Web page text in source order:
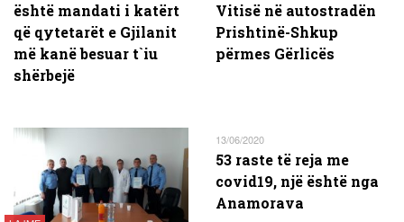
është mandati i katërt
që qytetarët e Gjilanit
më kanë besuar t`iu
shërbejë
Vitisë në autostradën
Prishtinë-Shkup
përmes Gërlicës
13/06/2020
53 raste të reja me
covid19, një është nga
Anamorava